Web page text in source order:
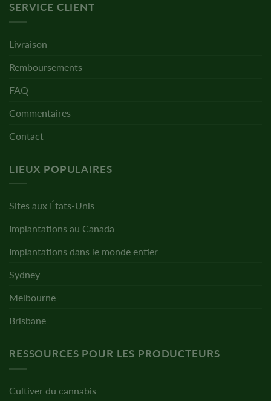
SERVICE CLIENT
Livraison
Remboursements
FAQ
Commentaires
Contact
LIEUX POPULAIRES
Sites aux États-Unis
Implantations au Canada
Implantations dans le monde entier
Sydney
Melbourne
Brisbane
RESSOURCES POUR LES PRODUCTEURS
Cultiver du cannabis